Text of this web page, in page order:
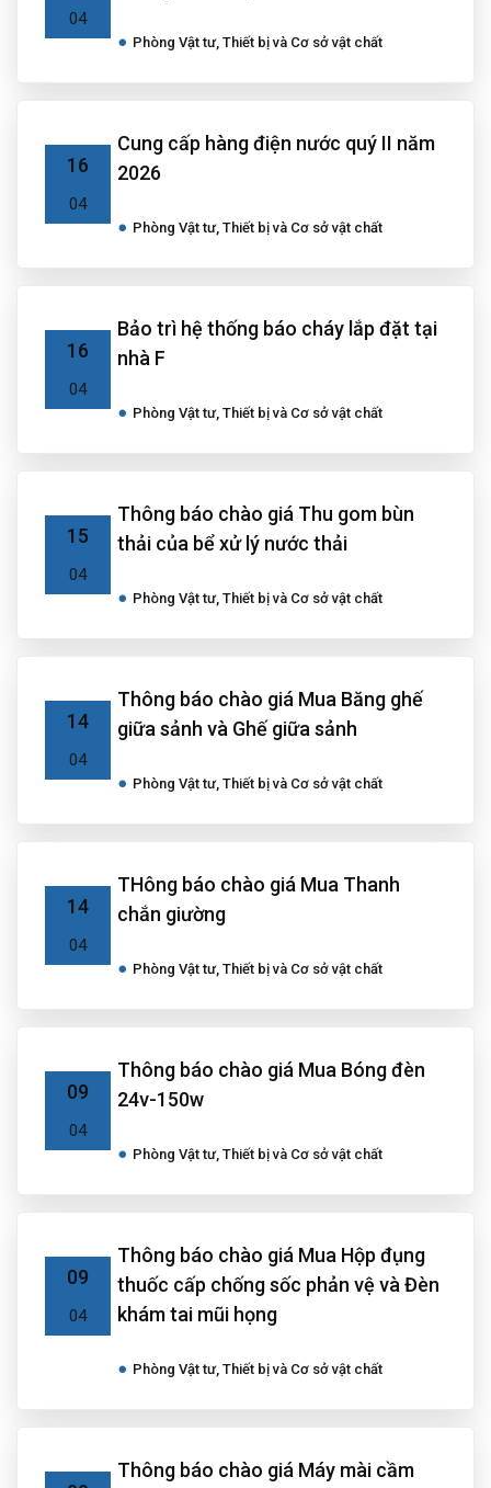
04
Phòng Vật tư, Thiết bị và Cơ sở vật chất
16
04
Cung cấp hàng điện nước quý II năm
2026
Phòng Vật tư, Thiết bị và Cơ sở vật chất
16
04
Bảo trì hệ thống báo cháy lắp đặt tại
nhà F
Phòng Vật tư, Thiết bị và Cơ sở vật chất
15
04
Thông báo chào giá Thu gom bùn
thải của bể xử lý nước thải
Phòng Vật tư, Thiết bị và Cơ sở vật chất
14
04
Thông báo chào giá Mua Băng ghế
giữa sảnh và Ghế giữa sảnh
Phòng Vật tư, Thiết bị và Cơ sở vật chất
14
04
THông báo chào giá Mua Thanh
chắn giường
Phòng Vật tư, Thiết bị và Cơ sở vật chất
09
04
Thông báo chào giá Mua Bóng đèn
24v-150w
Phòng Vật tư, Thiết bị và Cơ sở vật chất
09
04
Thông báo chào giá Mua Hộp đụng
thuốc cấp chống sốc phản vệ và Đèn
khám tai mũi họng
Phòng Vật tư, Thiết bị và Cơ sở vật chất
Thông báo chào giá Máy mài cầm